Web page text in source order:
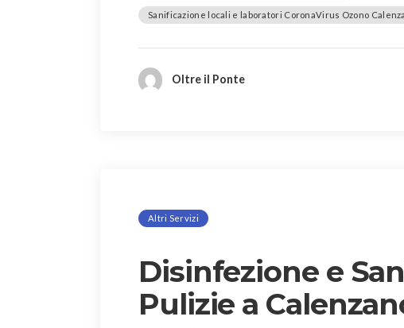
Sanificazione locali e laboratori CoronaVirus Ozono
Oltre il Ponte
Altri Servizi
Disinfezione e
Pulizie a